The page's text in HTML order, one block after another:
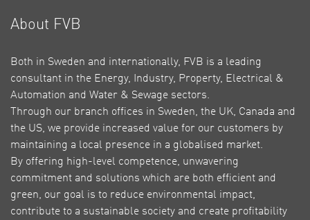
About FVB
Both in Sweden and internationally, FVB is a leading
consultant in the Energy, Industry, Property, Electrical &
Automation and Water & Sewage sectors.
Through our branch offices in Sweden, the UK, Canada and
the US, we provide increased value for our customers by
maintaining a local presence in a globalised market.
By offering high-level competence, unwavering
commitment and solutions which are both efficient and
green, our goal is to reduce environmental impact,
contribute to a sustainable society and create profitability